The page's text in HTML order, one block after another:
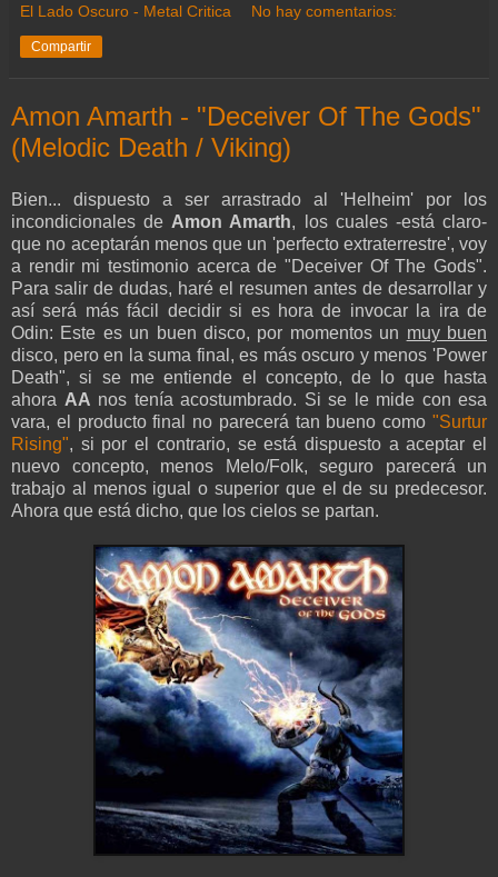
El Lado Oscuro - Metal Critica No hay comentarios:
Compartir
Amon Amarth - "Deceiver Of The Gods"
(Melodic Death / Viking)
Bien... dispuesto a ser arrastrado al 'Helheim' por los
incondicionales deAmon Amarth, los cuales -está claro-
que no aceptarán menos que un 'perfecto extraterrestre', voy
a rendir mi testimonio acerca de "Deceiver Of The Gods".
Para salir de dudas, haré el resumen antes de desarrollar y
así será más fácil decidir si es hora de invocar la ira de
Odin: Este es un buen disco, por momentos un muy buen
disco, pero en la suma final, es más oscuro y menos 'Power
Death", si se me entiende el concepto, de lo que hasta
ahora AA nos tenía acostumbrado. Si se le mide con esa
vara, el producto final no parecerá tan bueno como "Surtur
Rising", si por el contrario, se está dispuesto a aceptar el
nuevo concepto, menos Melo/Folk, seguro parecerá un
trabajo al menos igual o superior que el de su predecesor.
Ahora que está dicho, que los cielos se partan.